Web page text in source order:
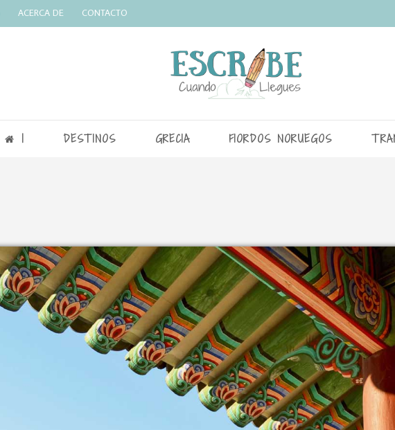
ACERCA DE CONTACTO
| DESTINOS GRECIA FIORDOS NORUEGOS